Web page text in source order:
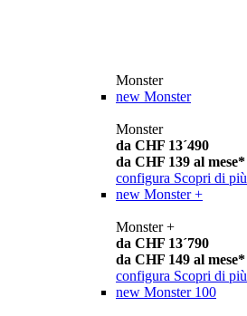
Monster
new Monster
Monster
da CHF 13´490
da CHF 139 al mese*
configura Scopri di più
new Monster +
Monster +
da CHF 13´790
da CHF 149 al mese*
configura Scopri di più
new Monster 100